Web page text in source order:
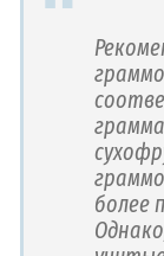
более